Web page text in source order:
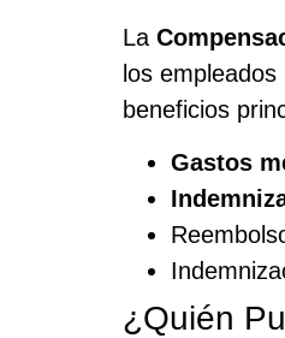
La
los
beneficios
Gastos
¿Quién